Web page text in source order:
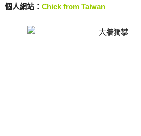
個人網站： Chick from Taiwan